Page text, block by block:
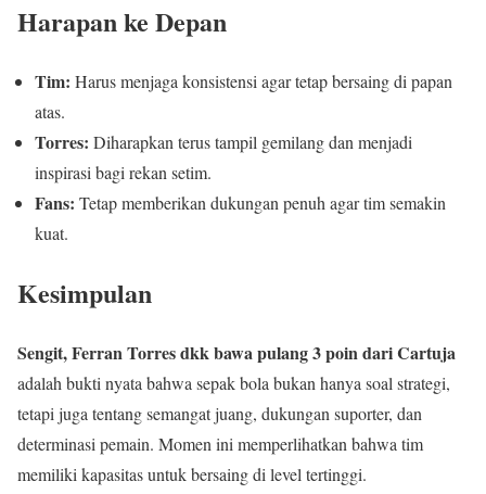
Harapan ke Depan
Tim: Harus menjaga konsistensi agar tetap bersaing di papan
atas.
Torres: Diharapkan terus tampil gemilang dan menjadi
inspirasi bagi rekan setim.
Fans: Tetap memberikan dukungan penuh agar tim semakin
kuat.
Kesimpulan
Sengit, Ferran Torres dkk bawa pulang 3 poin dari Cartuja
adalah bukti nyata bahwa sepak bola bukan hanya soal strategi,
tetapi juga tentang semangat juang, dukungan suporter, dan
determinasi pemain. Momen ini memperlihatkan bahwa tim
memiliki kapasitas untuk bersaing di level tertinggi.